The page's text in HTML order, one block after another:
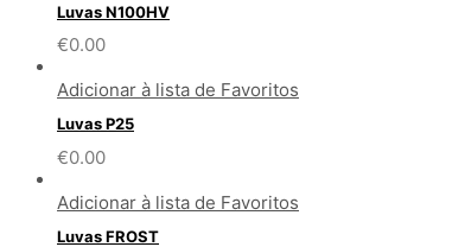
Luvas N100HV
€0.00
Adicionar à lista de Favoritos
Luvas P25
€0.00
Adicionar à lista de Favoritos
Luvas FROST